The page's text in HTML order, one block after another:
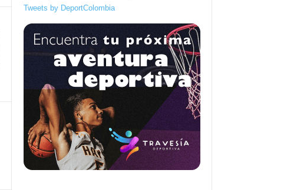
Tweets by DeportColombia